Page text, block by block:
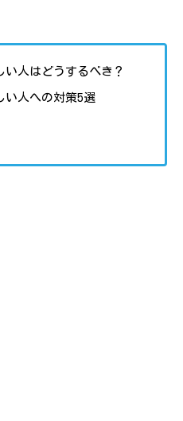
人はどうするべき？
い人への対策5選